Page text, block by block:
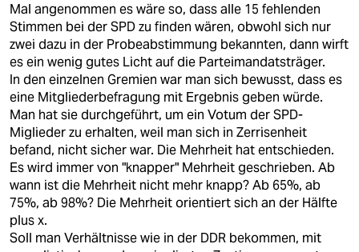
Mal angenommen es wäre so, dass alle 15 fehlenden
Stimmen bei der SPD zu finden wären, obwohl sich nur
zwei dazu in der Probeabstimmung bekannten, dann wirft
es ein wenig gutes Licht auf die Parteimandatsträger.
In den einzelnen Gremien war man sich bewusst, dass es
eine Mitgliederbefragung mit Ergebnis geben würde.
Man hat sie durchgeführt, um ein Votum der SPD-
Miglieder zu erhalten, weil man sich in Zerrisenheit
befand, nicht sicher war. Die Mehrheit hat entschieden.
Es wird immer von "knapper" Mehrheit geschrieben. Ab
wann ist die Mehrheit nicht mehr knapp? Ab 65%, ab
75%, ab 98%? Die Mehrheit orientiert sich an der Hälfte
plus x.
Soll man Verhältnisse wie in der DDR bekommen, mit